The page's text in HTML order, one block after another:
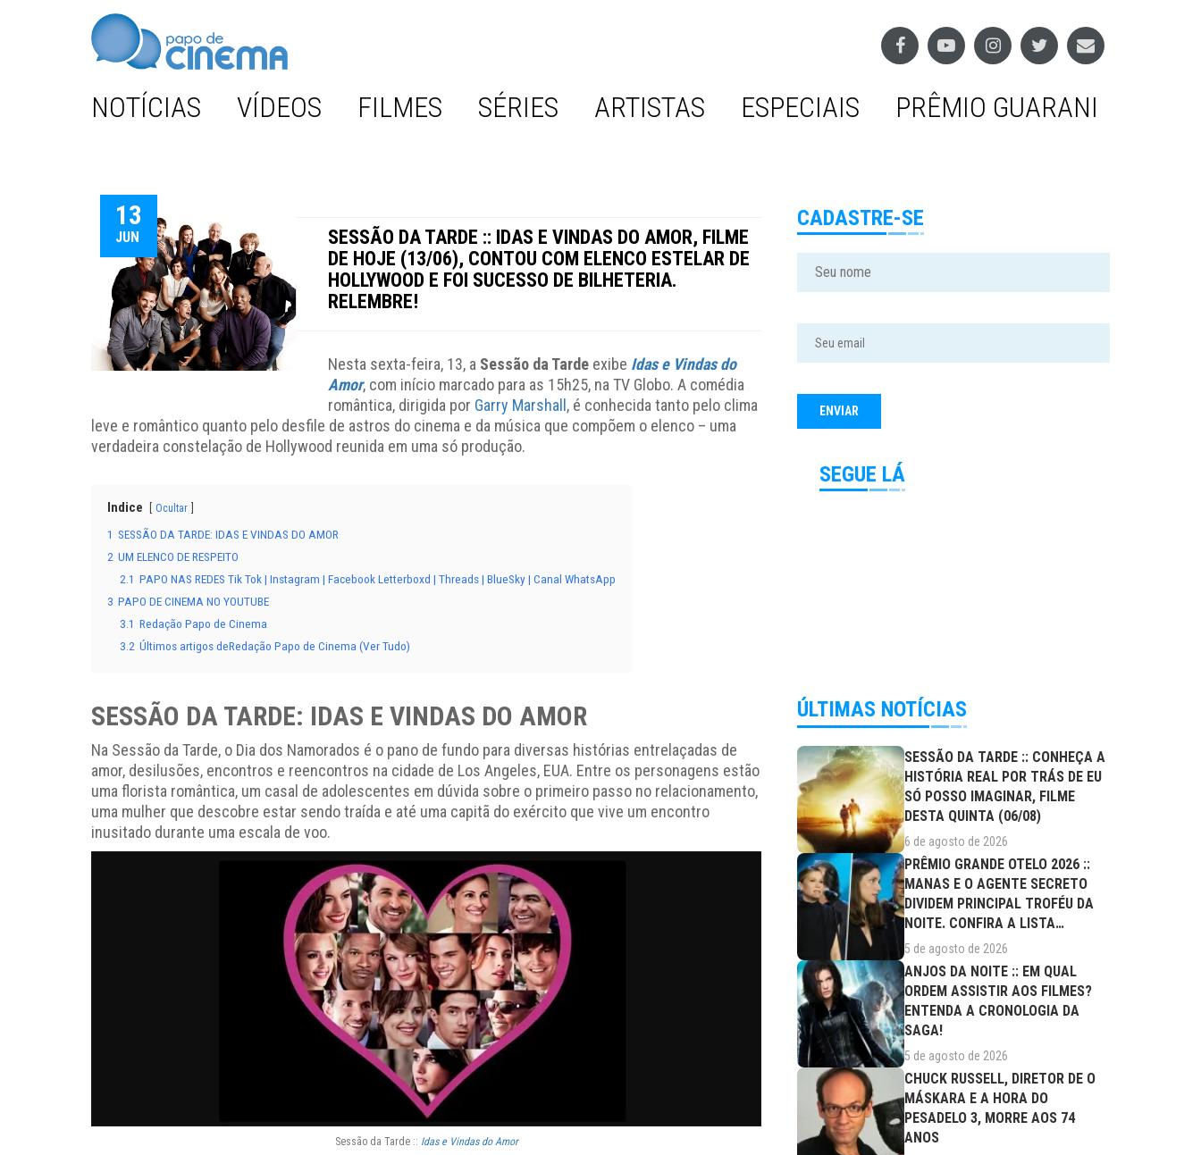
NOTÍCIAS VÍDEOS FILMES SÉRIES ARTISTAS ESPECIAIS PRÊMIO GUARANI
13
JUN
SESSÃO DA TARDE :: IDAS E VINDAS DO AMOR, FILME
DE HOJE (13/06), CONTOU COM ELENCO ESTELAR DE
HOLLYWOOD E FOI SUCESSO DE BILHETERIA.
RELEMBRE!
Nesta sexta-feira, 13, a Sessão da Tarde exibe Idas e Vindas do
Amor, com início marcado para as 15h25, na TV Globo. A comédia
romântica, dirigida por Garry Marshall , é conhecida tanto pelo clima
leve e romântico quanto pelo desfile de astros do cinema e da música que compõem o elenco – uma
verdadeira constelação de Hollywood reunida em uma só produção.
Indice Ocultar
1 SESSÃO DA TARDE: IDAS E VINDAS DO AMOR
2 UM ELENCO DE RESPEITO
2.1 PAPO NAS REDES Tik Tok | Instagram | Facebook Letterboxd | Threads | BlueSky | Canal WhatsApp
3 PAPO DE CINEMA NO YOUTUBE
3.1 Redação Papo de Cinema
3.2 Últimos artigos deRedação Papo de Cinema (Ver Tudo)
SESSÃO DA TARDE: IDAS E VINDAS DO AMOR
Na Sessão da Tarde, o Dia dos Namorados é o pano de fundo para diversas histórias entrelaçadas de
amor, desilusões, encontros e reencontros na cidade de Los Angeles, EUA. Entre os personagens estão
uma florista romântica, um casal de adolescentes em dúvida sobre o primeiro passo no relacionamento,
uma mulher que descobre estar sendo traída e até uma capitã do exército que vive um encontro
inusitado durante uma escala de voo.
Sessão da Tarde :: Idas e Vindas do Amor
CADASTRE-SE
SEGUE LÁ
ÚLTIMAS NOTÍCIAS
SESSÃO DA TARDE :: CONHEÇA A
HISTÓRIA REAL POR TRÁS DE EU
SÓ POSSO IMAGINAR, FILME
DESTA QUINTA (06/08)
6 de agosto de 2026
PRÊMIO GRANDE OTELO 2026 ::
MANAS E O AGENTE SECRETO
DIVIDEM PRINCIPAL TROFÉU DA
NOITE. CONFIRA A LISTA
COMPLETA DE...
5 de agosto de 2026
ANJOS DA NOITE :: EM QUAL
ORDEM ASSISTIR AOS FILMES?
ENTENDA A CRONOLOGIA DA
SAGA!
5 de agosto de 2026
CHUCK RUSSELL, DIRETOR DE O
MÁSKARA E A HORA DO
PESADELO 3, MORRE AOS 74
ANOS